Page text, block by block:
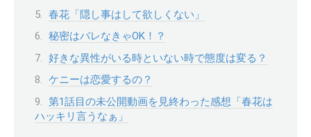
春花「隠し事はして欲しくない」
秘密はバレなきゃOK！？
好きな異性がいる時といない時で態度は変る？
ケニーは恋愛するの？
第1話目の未公開動画を見終わった感想「春花は
ハッキリ言うなぁ」